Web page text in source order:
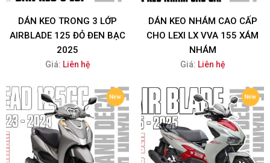
DÁN KEO TRONG 3 LỚP
AIRBLADE 125 ĐỎ ĐEN BẠC
2025
Giá: Liên hệ
DÁN KEO NHÁM CAO CẤP
CHO LEXI LX VVA 155 XÁM
NHÁM
Giá: Liên hệ